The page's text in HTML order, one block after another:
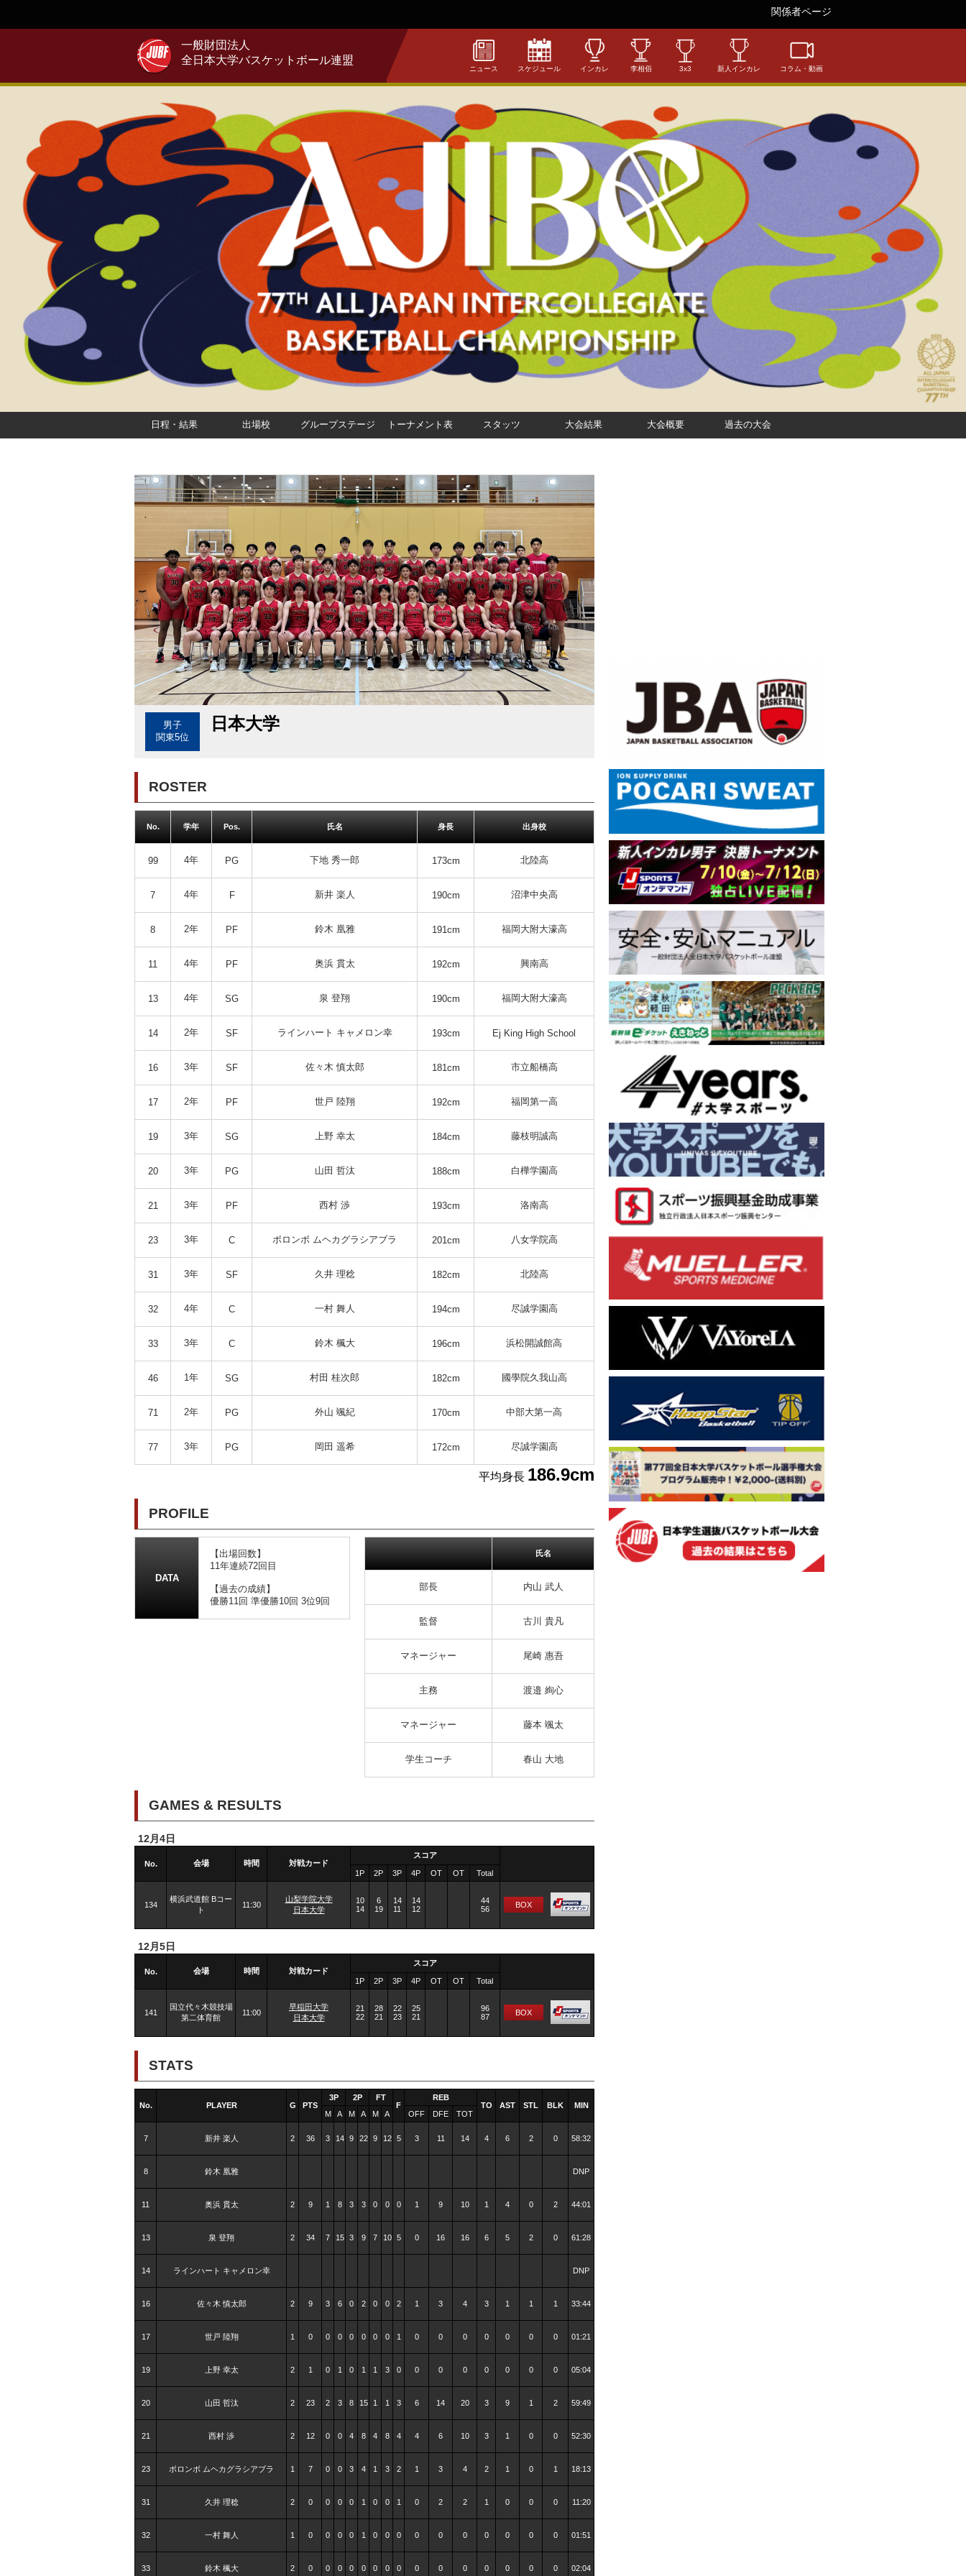
関係者ページ
一般財団法人
全日本大学バスケットボール連盟
ニュース スケジュール インカレ 李相佰 3x3 新人インカレ コラム・動画
日程・結果 出場校 グループステージ トーナメント表 スタッツ 大会結果 大会概要 過去の大会
男子
関東5位
日本大学
ROSTER
No. 学年 Pos. 氏名 身長 出身校
99 4年 PG 下地 秀一郎 173cm 北陸高
7 4年 F 新井 楽人 190cm 沼津中央高
8 2年 PF 鈴木 凰雅 191cm 福岡大附大濠高
11 4年 PF 奥浜 貫太 192cm 興南高
13 4年 SG 泉 登翔 190cm 福岡大附大濠高
14 2年 SF ラインハート キャメロン幸 193cm Ej King High School
16 3年 SF 佐々木 慎太郎 181cm 市立船橋高
17 2年 PF 世戸 陸翔 192cm 福岡第一高
19 3年 SG 上野 幸太 184cm 藤枝明誠高
20 3年 PG 山田 哲汰 188cm 白樺学園高
21 3年 PF 西村 渉 193cm 洛南高
23 3年 C ボロンボ ムヘカグラシアブラ 201cm 八女学院高
31 3年 SF 久井 理稔 182cm 北陸高
32 4年 C 一村 舞人 194cm 尽誠学園高
33 3年 C 鈴木 楓大 196cm 浜松開誠館高
46 1年 SG 村田 桂次郎 182cm 國學院久我山高
71 2年 PG 外山 颯紀 170cm 中部大第一高
77 3年 PG 岡田 遥希 172cm 尽誠学園高
平均身長 186.9cm
PROFILE
DATA
【出場回数】
11年連続72回目
【過去の成績】
優勝11回 準優勝10回 3位9回
氏名
部長 内山 武人
監督 古川 貴凡
マネージャー 尾崎 惠吾
主務 渡邉 絢心
マネージャー 藤本 颯太
学生コーチ 春山 大地
GAMES & RESULTS
12月4日
No. 会場 時間 対戦カード
スコア
1P 2P 3P 4P OT OT Total
134
横浜武道館 Bコー
ト
11:30
山梨学院大学
日本大学
10
14
6
19
14
11
14
12
44
56
BOX
12月5日
No. 会場 時間 対戦カード
スコア
1P 2P 3P 4P OT OT Total
141
国立代々木競技場
第二体育館
11:00
早稲田大学
日本大学
21
22
28
21
22
23
25
21
96
87
BOX
STATS
No. PLAYER G PTS
3P 2P
FT
F
REB
TO
AST STL BLK
MIN
M
A M A M A OFF DFE TOT
7 新井 楽人 2 36 3 14 9 22 9 12 5 3 11 14 4 6 2 0 58:32
8 鈴木 凰雅 DNP
11 奥浜 貫太 2 9 1 8 3 3 0 0 0 1 9 10 1 4 0 2 44:01
13 泉 登翔 2 34 7 15 3 9 7 10 5 0 16 16 6 5 2 0 61:28
14 ラインハート キャメロン幸 DNP
16 佐々木 慎太郎 2 9 3 6 0 2 0 0 2 1 3 4 3 1 1 1 33:44
17 世戸 陸翔 1 0 0 0 0 0 0 0 1 0 0 0 0 0 0 0 01:21
19 上野 幸太 2 1 0 1 0 1 1 3 0 0 0 0 0 0 0 0 05:04
20 山田 哲汰 2 23 2 3 8 15 1 1 3 6 14 20 3 9 1 2 59:49
21 西村 渉 2 12 0 0 4 8 4 8 4 4 6 10 3 1 0 0 52:30
23 ボロンボ ムヘカグラシアブラ 1 7 0 0 3 4 1 3 2 1 3 4 2 1 0 1 18:13
31 久井 理稔 2 0 0 0 0 1 0 0 1 0 2 2 1 0 0 0 11:20
32 一村 舞人 1 0 0 0 0 1 0 0 0 0 0 0 0 0 0 0 01:51
33 鈴木 楓大 2 0 0 0 0 0 0 0 0 0 0 0 0 0 0 0 02:04